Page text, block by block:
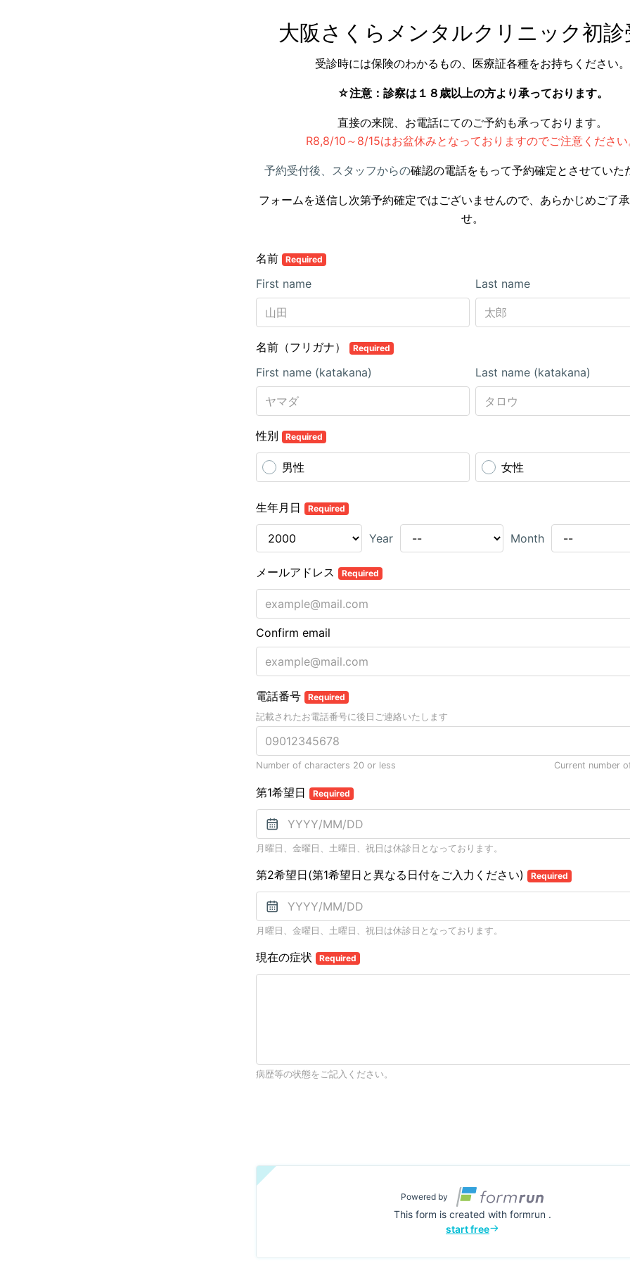
大阪さくらメンタルクリニック初診
受診時には保険のわかるもの、医療証各種をお持ちください。
☆注意：診察は１８歳以上の方より承っております。
直接の来院、お電話にてのご予約も承っております。
R8,8/10～8/15はお盆休みとなっておりますのでご注意くださ
予約受付後、スタッフからの確認の電話をもって予約確定とさせていた
フォームを送信し次第予約確定ではございませんので、 あらかじめご了
せ。
名前 Required
Last name
First name
名前（フリガナ） Required
Last name (katakana)
First name (katakana)
性別 Required
男性 女性
生年月日 Required
Year Month
メールアドレス Required
Confirm email
電話番号 Required
記載されたお電話番号に後日ご連絡いたします
Number of characters 20 or less Current number
第1希望日 Required
月曜日、金曜日、土曜日、祝日は休診日となっております。
第2希望日(第1希望日と異なる日付をご入力ください) Required
月曜日、金曜日、土曜日、祝日は休診日となっております。
現在の症状 Required
病歴等の状態をご記入ください。
Powered by
This form is created with formrun .
start free